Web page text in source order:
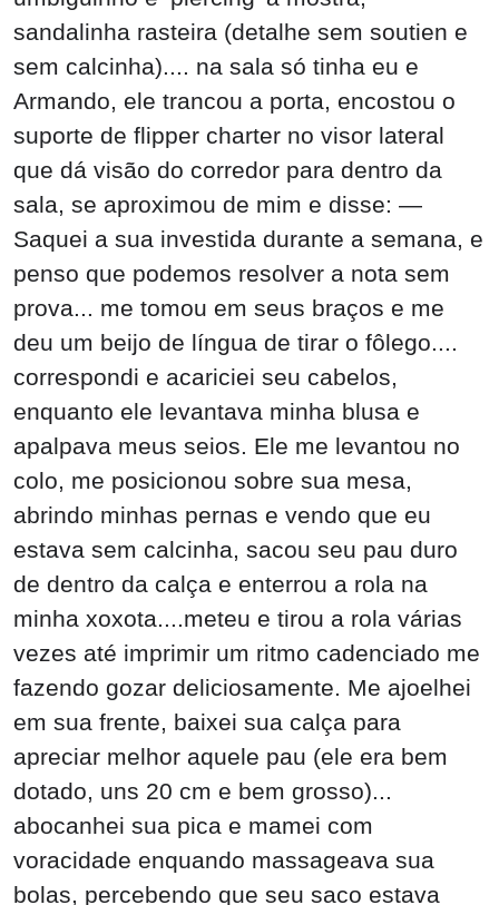
sandalinha rasteira (detalhe sem soutien e
sem calcinha).... na sala só tinha eu e
Armando, ele trancou a porta, encostou o
suporte de flipper charter no visor lateral
que dá visão do corredor para dentro da
sala, se aproximou de mim e disse: —
Saquei a sua investida durante a semana, e
penso que podemos resolver a nota sem
prova... me tomou em seus braços e me
deu um beijo de língua de tirar o fôlego....
correspondi e acariciei seu cabelos,
enquanto ele levantava minha blusa e
apalpava meus seios. Ele me levantou no
colo, me posicionou sobre sua mesa,
abrindo minhas pernas e vendo que eu
estava sem calcinha, sacou seu pau duro
de dentro da calça e enterrou a rola na
minha xoxota....meteu e tirou a rola várias
vezes até imprimir um ritmo cadenciado me
fazendo gozar deliciosamente. Me ajoelhei
em sua frente, baixei sua calça para
apreciar melhor aquele pau (ele era bem
dotado, uns 20 cm e bem grosso)...
abocanhei sua pica e mamei com
voracidade enquando massageava sua
bolas, percebendo que seu saco estava